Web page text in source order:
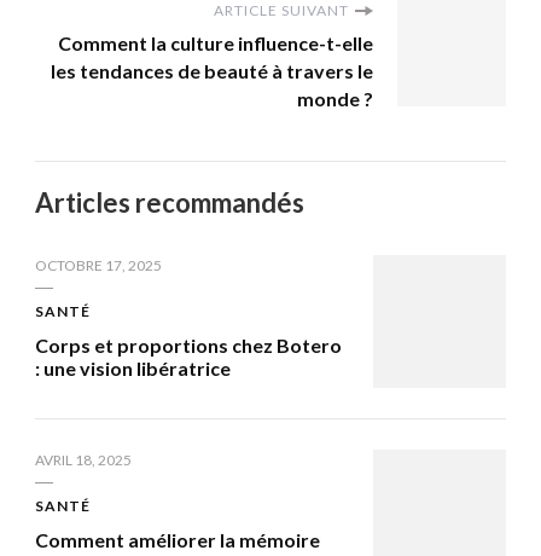
ARTICLE SUIVANT
Comment la culture influence-t-elle
les tendances de beauté à travers le
monde ?
Articles recommandés
OCTOBRE 17, 2025
SANTÉ
Corps et proportions chez Botero
: une vision libératrice
AVRIL 18, 2025
SANTÉ
Comment améliorer la mémoire